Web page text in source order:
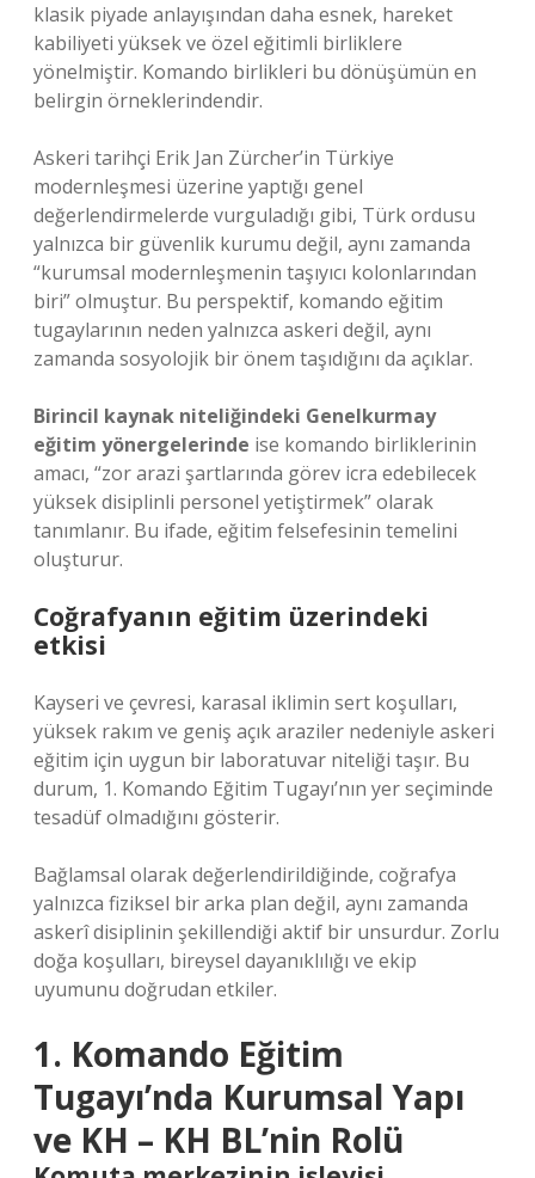
klasik piyade anlayışından daha esnek, hareket
kabiliyeti yüksek ve özel eğitimli birliklere
yönelmiştir. Komando birlikleri bu dönüşümün en
belirgin örneklerindendir.
Askeri tarihçi Erik Jan Zürcher’in Türkiye
modernleşmesi üzerine yaptığı genel
değerlendirmelerde vurguladığı gibi, Türk ordusu
yalnızca bir güvenlik kurumu değil, aynı zamanda
“kurumsal modernleşmenin taşıyıcı kolonlarından
biri” olmuştur. Bu perspektif, komando eğitim
tugaylarının neden yalnızca askeri değil, aynı
zamanda sosyolojik bir önem taşıdığını da açıklar.
Birincil kaynak niteliğindeki Genelkurmay
eğitim yönergelerinde ise komando birliklerinin
amacı, “zor arazi şartlarında görev icra edebilecek
yüksek disiplinli personel yetiştirmek” olarak
tanımlanır. Bu ifade, eğitim felsefesinin temelini
oluşturur.
Coğrafyanın eğitim üzerindeki
etkisi
Kayseri ve çevresi, karasal iklimin sert koşulları,
yüksek rakım ve geniş açık araziler nedeniyle askeri
eğitim için uygun bir laboratuvar niteliği taşır. Bu
durum, 1. Komando Eğitim Tugayı’nın yer seçiminde
tesadüf olmadığını gösterir.
Bağlamsal olarak değerlendirildiğinde, coğrafya
yalnızca fiziksel bir arka plan değil, aynı zamanda
askerî disiplinin şekillendiği aktif bir unsurdur. Zorlu
doğa koşulları, bireysel dayanıklılığı ve ekip
uyumunu doğrudan etkiler.
1. Komando Eğitim
Tugayı’nda Kurumsal Yapı
ve KH – KH BL’nin Rolü